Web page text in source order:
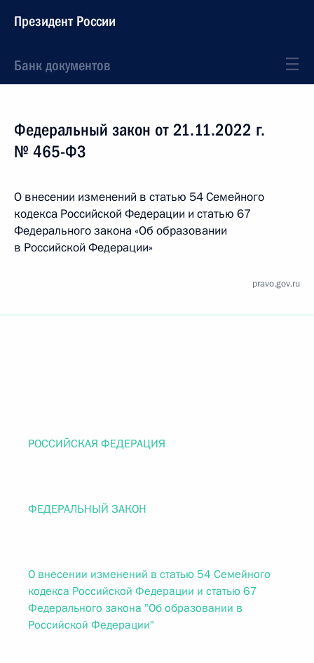
Президент России
Банк документов
Федеральный закон от 21.11.2022 г.
№ 465-ФЗ
О внесении изменений в статью 54 Семейного
кодекса Российской Федерации и статью 67
Федерального закона «Об образовании
в Российской Федерации»
pravo.gov.ru
РОССИЙСКАЯ ФЕДЕРАЦИЯ
ФЕДЕРАЛЬНЫЙ ЗАКОН
О внесении изменений в статью 54 Семейного
кодекса Российской Федерации и статью 67
Федерального закона "Об образовании в
Российской Федерации"